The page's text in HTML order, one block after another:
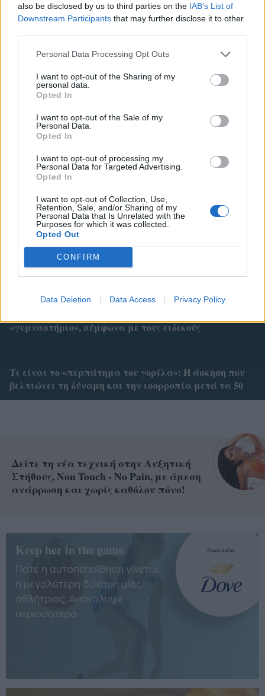
also be disclosed by us to third parties on the IAB’s List of
Downstream Participants that may further disclose it to other
Personal Data Processing Opt Outs
I want to opt-out of the Sharing of my
personal data.
Opted In
I want to opt-out of the Sale of my
Personal Data.
Opted In
I want to opt-out of processing my
Personal Data for Targeted Advertising.
Opted In
I want to opt-out of Collection, Use,
Retention, Sale, and/or Sharing of my
Personal Data that Is Unrelated with the
Purposes for which it was collected.
Opted Out
CONFIRM
Data Deletion Data Access Privacy Policy
Γιατί δεν έχεις κάνει ποτέ κατάδυση: 6 μύθοι που
καταρρίπτουμε μαζί με ειδικούς
Ποια είναι η άσκηση pistol squat που θα δυναμώσει τα
πόδια και τους γλουτούς σου
«γυμναστήριο», σύμφωνα με τους ειδικούς
Τι είναι το «περπάτημα του γορίλα»: Η άσκηση που
βελτιώνει τη δύναμη και την ισορροπία μετά τα 50
Δείτε τη νέα τεχνική στην Αυξητική
Στήθους, Non Touch - No Pain, με άμεση
ανάρρωση και χωρίς καθόλου πόνο!
Keep her in the game
Πότε η αυτοπεποίθηση γίνεται
η μεγαλύτερη δύναμη μίας
αθλήτριας; Ανακάλυψε
περισσότερα